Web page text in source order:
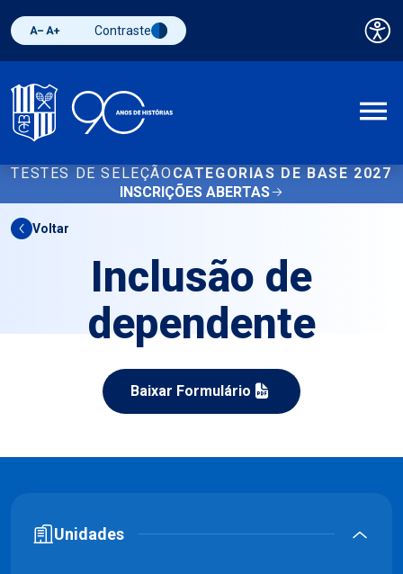
Diminuir fonte
Aumentar fonteAlternar contraste
Contraste
TESTES DE SELEÇÃO CATEGORIAS DE BASE 2027
INSCRIÇÕES ABERTAS
Voltar
Inclusão de
dependente
Baixar Formulário
Unidades